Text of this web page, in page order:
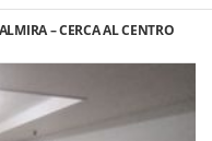
– CERCA AL CENTRO